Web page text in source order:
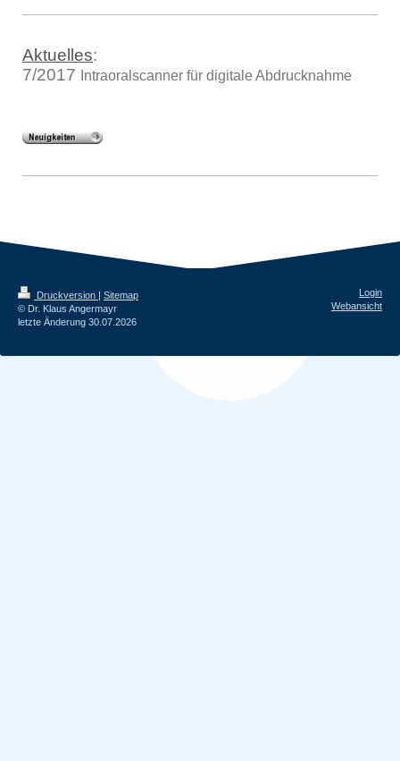
Aktuelles:
7/2017
Intraoralscanner für digitale Abdrucknahme
Druckversion
Sitemap
© Dr. Klaus Angermayr
letzte Änderung 30.07.2026
Login
Webansicht